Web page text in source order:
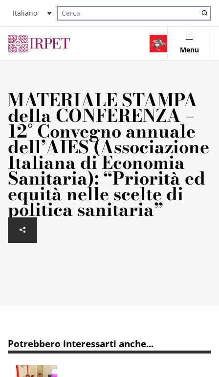
Italiano
Cerca nel sito
Menu
MATERIALE STAMPA
della CONFERENZA –
12° Convegno annuale
dell’AIES (Associazione
Italiana di Economia
Sanitaria): “Priorità ed
equità nelle scelte di
politica sanitaria”
Potrebbero interessarti anche...